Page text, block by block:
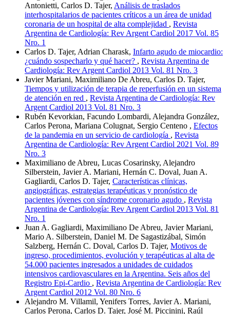
Antonietti, Carlos D. Tajer, Análisis de traslados
interhospitalarios de pacientes críticos a un área de unidad
coronaria de un hospital de alta complejidad , Revista
Argentina de Cardiología: Rev Argent Cardiol 2017 Vol. 85
Nro. 1
Carlos D. Tajer, Adrian Charask, Infarto agudo de miocardio:
¿cuándo sospecharlo y qué hacer? , Revista Argentina de
Cardiología: Rev Argent Cardiol 2013 Vol. 81 Nro. 3
Javier Mariani, Maximiliano De Abreu, Carlos D. Tajer,
Tiempos y utilización de terapia de reperfusión en un sistema
de atención en red , Revista Argentina de Cardiología: Rev
Argent Cardiol 2013 Vol. 81 Nro. 3
Rubén Kevorkian, Facundo Lombardi, Alejandra González,
Carlos Perona, Mariana Colugnat, Sergio Centeno , Efectos
de la pandemia en un servicio de cardiología , Revista
Argentina de Cardiología: Rev Argent Cardiol 2021 Vol. 89
Nro. 3
Maximiliano de Abreu, Lucas Cosarinsky, Alejandro
Silberstein, Javier A. Mariani, Hernán C. Doval, Juan A.
Gagliardi, Carlos D. Tajer, Características clínicas,
angiográficas, estrategias terapéuticas y pronóstico de
pacientes jóvenes con síndrome coronario agudo , Revista
Argentina de Cardiología: Rev Argent Cardiol 2013 Vol. 81
Nro. 1
Juan A. Gagliardi, Maximiliano De Abreu, Javier Mariani,
Mario A. Silberstein, Daniel M. De Sagastizábal, Simón
Salzberg, Hernán C. Doval, Carlos D. Tajer, Motivos de
ingreso, procedimientos, evolución y terapéuticas al alta de
54.000 pacientes ingresados a unidades de cuidados
intensivos cardiovasculares en la Argentina. Seis años del
Registro Epi-Cardio , Revista Argentina de Cardiología: Rev
Argent Cardiol 2012 Vol. 80 Nro. 6
Alejandro M. Villamil, Yenifers Torres, Javier A. Mariani,
Carlos Perona, Carlos D. Tajer, José M. Piccinini, Raúl